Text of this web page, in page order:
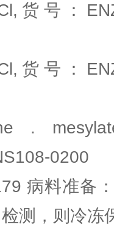
货号：
货号：
.
0200
病料准备
测，则冷冻